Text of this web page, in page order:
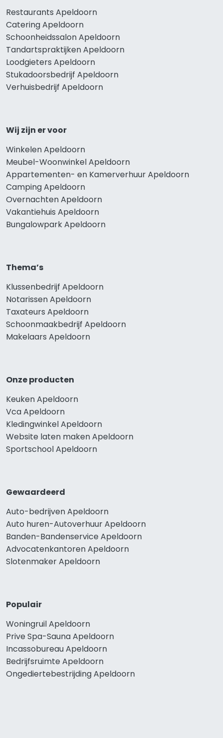
Restaurants Apeldoorn
Catering Apeldoorn
Schoonheidssalon Apeldoorn
Tandartspraktijken Apeldoorn
Loodgieters Apeldoorn
Stukadoorsbedrijf Apeldoorn
Verhuisbedrijf Apeldoorn
Wij zijn er voor
Winkelen Apeldoorn
Meubel-Woonwinkel Apeldoorn
Appartementen- en Kamerverhuur Apeldoorn
Camping Apeldoorn
Overnachten Apeldoorn
Vakantiehuis Apeldoorn
Bungalowpark Apeldoorn
Thema’s
Klussenbedrijf Apeldoorn
Notarissen Apeldoorn
Taxateurs Apeldoorn
Schoonmaakbedrijf Apeldoorn
Makelaars Apeldoorn
Onze producten
Keuken Apeldoorn
Vca Apeldoorn
Kledingwinkel Apeldoorn
Website laten maken Apeldoorn
Sportschool Apeldoorn
Gewaardeerd
Auto-bedrijven Apeldoorn
Auto huren-Autoverhuur Apeldoorn
Banden-Bandenservice Apeldoorn
Advocatenkantoren Apeldoorn
Slotenmaker Apeldoorn
Populair
Woningruil Apeldoorn
Prive Spa-Sauna Apeldoorn
Incassobureau Apeldoorn
Bedrijfsruimte Apeldoorn
Ongediertebestrijding Apeldoorn